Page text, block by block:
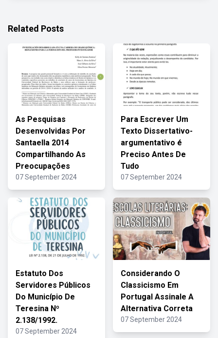
Related Posts
As Pesquisas
Desenvolvidas Por
Santaella 2014
Compartilhando As
Preocupações
07 September 2024
Para Escrever Um
Texto Dissertativo-
argumentativo é
Preciso Antes De
Tudo
07 September 2024
Estatuto Dos
Servidores Públicos
Do Município De
Teresina Nº
2.138/1992.
07 September 2024
Considerando O
Classicismo Em
Portugal Assinale A
Alternativa Correta
07 September 2024